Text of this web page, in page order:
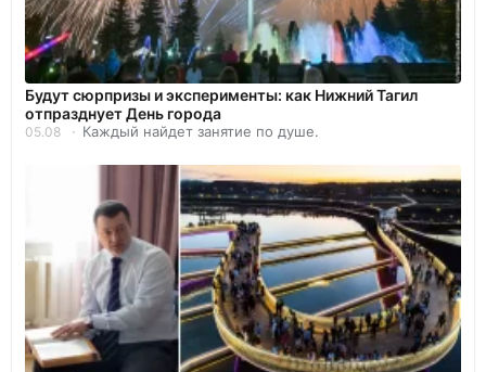
Будут сюрпризы и эксперименты: как Нижний Тагил
отпразднует День города
05.08 Каждый найдет занятие по душе.